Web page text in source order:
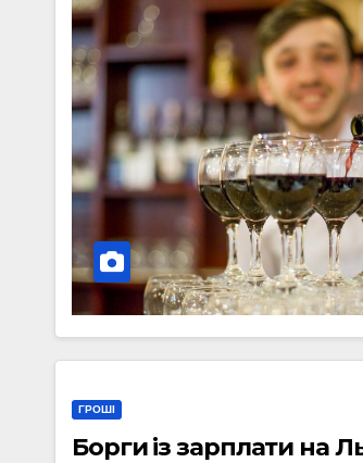
ГРОШІ
Борги із зарплати на